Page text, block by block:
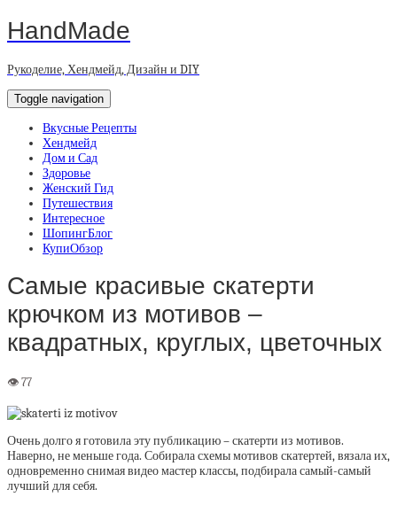
HandMade
Рукоделие, Хендмейд, Дизайн и DIY
Toggle navigation
Вкусные Рецепты
Хендмейд
Дом и Сад
Здоровье
Женский Гид
Путешествия
Интересное
ШопингБлог
КупиОбзор
Самые красивые скатерти
крючком из мотивов –
квадратных, круглых, цветочных
Очень долго я готовила эту публикацию – скатерти из мотивов.
Наверно, не меньше года. Собирала схемы мотивов скатертей, вязала их,
одновременно снимая видео мастер классы, подбирала самый-самый
лучший для себя.